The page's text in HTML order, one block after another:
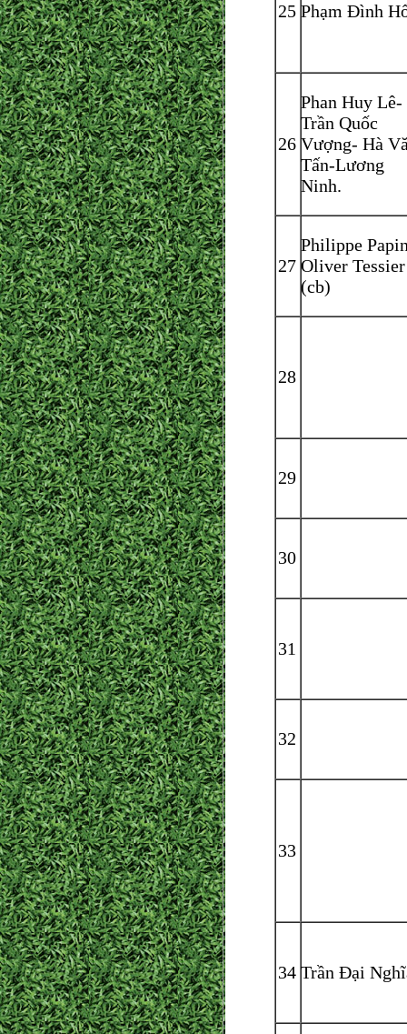
25 Phạm Đình
26
Phan Huy Lê-
Trần Quốc
Vượng- Hà
Tấn-Lương
Ninh.
27
Philippe
Oliver Tessier
(cb)
28
29
30
31
32
33
34 Trần Đại